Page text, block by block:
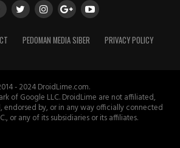
PEDOMAN MEDIA SIBER PRIVACY POLICY
- 2024 DroidLime.com.
of Google LLC. DroidLime are not affiliated,
endorsed by, or in any way officially connected
or any of its subsidiaries or its affiliates.